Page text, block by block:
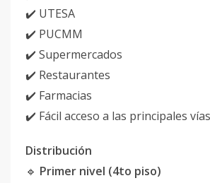
✔️ UTESA
✔️ PUCMM
✔️ Supermercados
✔️ Restaurantes
✔️ Farmacias
✔️ Fácil acceso a las principales
Distribución
🔹 Primer nivel (4to piso)